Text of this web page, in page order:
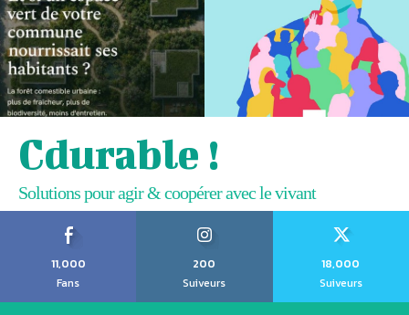
Cdurable !
Solutions pour agir & coopérer avec le vivant
11,000
Fans
200
Suiveurs
18,000
Suiveurs